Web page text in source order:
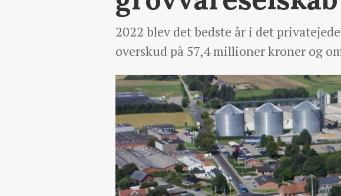
2022 blev det bedste år i det
overskud på 57,4 millioner kroner og